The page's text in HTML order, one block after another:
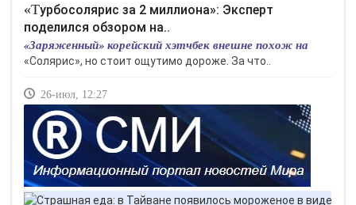
«Турбосолярис за 2 миллиона»: Эксперт
поделился обзором на..
«Заряженный» корейский хэтчбек внешне похож на
«Солярис», но стоит ощутимо дороже. За что..
26-июл, 12:27